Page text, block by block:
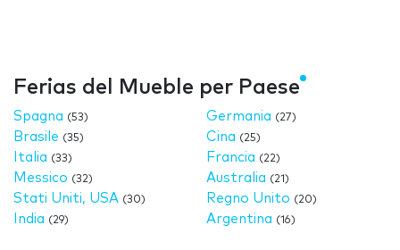
Ferias del Mueble per Paese
Spagna (53)
Brasile (35)
Italia (33)
Messico (32)
Stati Uniti, USA (30)
India (29)
Germania (27)
Cina (25)
Francia (22)
Australia (21)
Regno Unito (20)
Argentina (16)